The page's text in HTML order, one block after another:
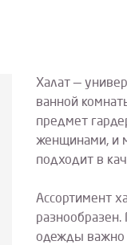
Халат —
ванной
предмет
женщинами, и
подходит в
Ассортимент
одежды важно